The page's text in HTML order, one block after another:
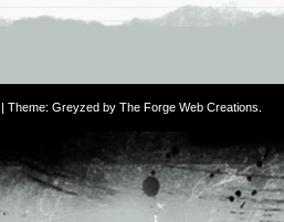
. | Theme: Greyzed by The Forge Web Creations